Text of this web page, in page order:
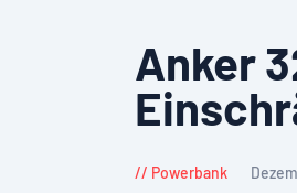
Anker
Powerbank